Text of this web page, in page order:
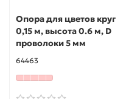
Опора для цветов круг
0,15 м, высота 0.6 м, D
проволоки 5 мм
64463